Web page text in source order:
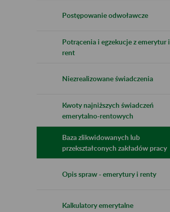
Postępowanie odwoławcze
Potrącenia i egzekucje z emerytur i
rent
Niezrealizowane świadczenia
Kwoty najniższych świadczeń
emerytalno-rentowych
Baza zlikwidowanych lub
przekształconych zakładów pracy
Opis spraw - emerytury i renty
Kalkulatory emerytalne